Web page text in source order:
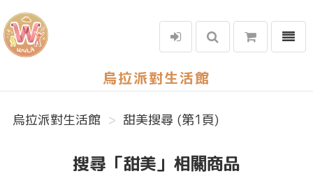
烏拉派對生活館
選單
烏拉派對生活館 甜美搜尋 (第1頁)
搜尋「甜美」相關商品